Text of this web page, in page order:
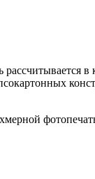
рассчитывается в